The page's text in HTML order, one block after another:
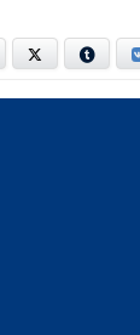
Reddit